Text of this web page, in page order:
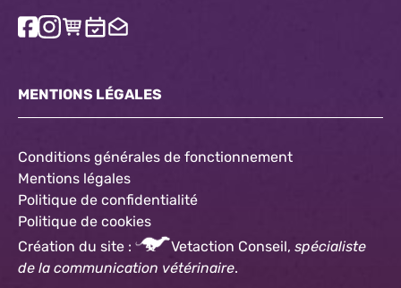
MENTIONS LÉGALES
Conditions générales de fonctionnement
Mentions légales
Politique de confidentialité
Politique de cookies
Création du site :
Vetaction Conseil, spécialiste
de la communication vétérinaire.